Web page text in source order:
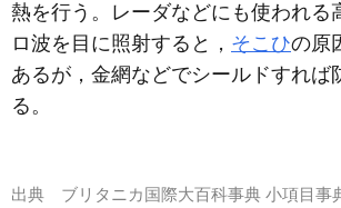
熱を行う。レーダなどにも使われる
ロ波を目に照射すると， そこひの原
あるが，金網などでシールドすれば
る。
出典 ブリタニカ国際大百科事典 小項目事